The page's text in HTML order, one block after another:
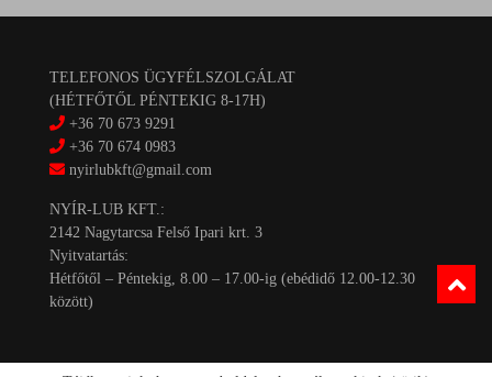
TELEFONOS ÜGYFÉLSZOLGÁLAT
(HÉTFŐTŐL PÉNTEKIG 8-17H)
+36 70 673 9291
+36 70 674 0983
nyirlubkft@gmail.com
NYÍR-LUB KFT.:
2142 Nagytarcsa Felső Ipari krt. 3
Nyitvatartás:
Hétfőtől – Péntekig, 8.00 – 17.00-ig (ebédidő 12.00-12.30
között)